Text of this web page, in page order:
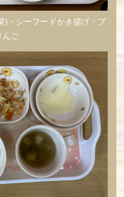
)・シーフードかき揚げ・ブ
んご